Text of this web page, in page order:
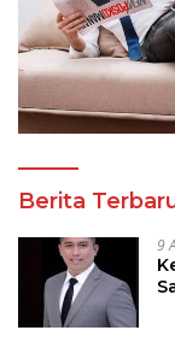
Berita
9